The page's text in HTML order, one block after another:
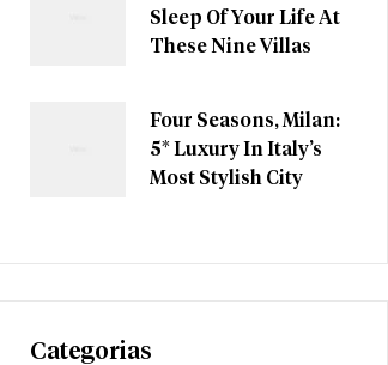
Sleep Of Your Life At
These Nine Villas
Four Seasons, Milan:
5* Luxury In Italy’s
Most Stylish City
Categorias